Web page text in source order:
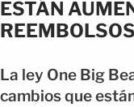
ESTÁN
La ley One Big
cambios que